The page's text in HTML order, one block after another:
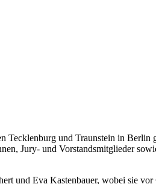
Tecklenburg und Traunstein in
Jury- und Vorstandsmitglieder
und Eva Kastenbauer, wobei sie vor